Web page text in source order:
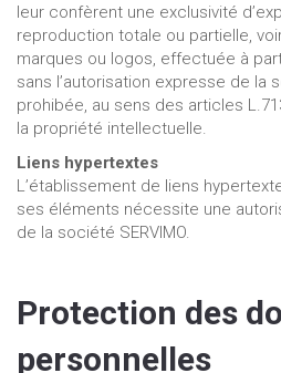
leur confèrent une exclusivité
reproduction totale ou partielle,
marques ou logos, effectuée à
sans l’autorisation expresse de la
prohibée, au sens des articles
la propriété intellectuelle.
Liens hypertextes
L’établissement de liens
ses éléments nécessite une
de la société SERVIMO.
Protection des
personnelles